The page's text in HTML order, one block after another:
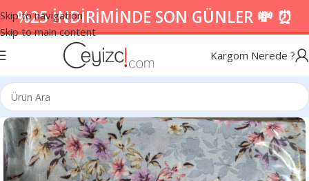
Skip to navigation
Skip to main content
%25 İNDİRİMİNDE SON GÜNLER 💸 ⏰
Kargom Nerede ?